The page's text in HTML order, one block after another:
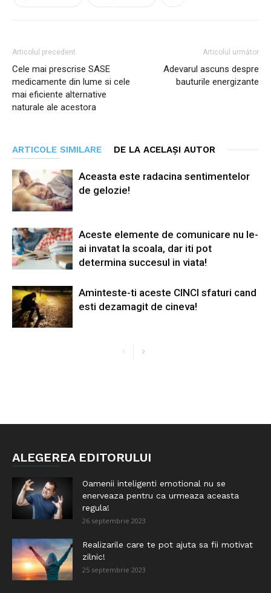
Articolul precedent
Cele mai prescrise SASE
medicamente din lume si cele
mai eficiente alternative
naturale ale acestora
Articolul următor
Adevarul ascuns despre
bauturile energizante
ARTICOLE SIMILARE DE LA ACELAȘI AUTOR
Aceasta este radacina sentimentelor
de gelozie!
Aceste elemente de comunicare nu le-
ai invatat la scoala, dar iti pot
determina succesul in viata!
Aminteste-ti aceste CINCI sfaturi cand
esti dezamagit de cineva!
ALEGEREA EDITORULUI
Oamenii inteligenti emotional nu se
enerveaza pentru ca urmeaza aceasta
regula!
26 septembrie 2023
Realizarile care te pot ajuta sa fii motivat
zilnic!
25 septembrie 2023